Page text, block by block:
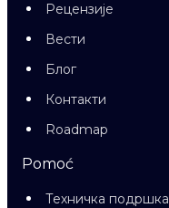
Рецензије
Вести
Блог
Контакти
Roadmap
Pomoć
Техничка подршка